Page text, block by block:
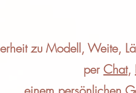
zu Modell, Weite,
perChat,